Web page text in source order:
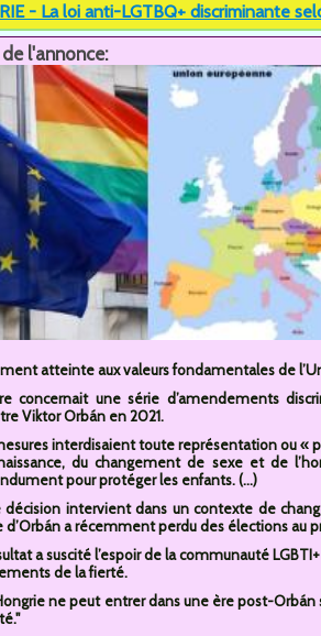
- La loi anti-LGTBQ+ discriminante
l'annonce:
atteinte aux valeurs fondamentales de
concernait une série d’amendements
Viktor Orbán en 2021.
interdisaient toute représentation ou «
du changement de sexe et de
pour protéger les enfants. (...)
décision intervient dans un contexte de
d’Orbán a récemment perdu des élections au
a suscité l’espoir de la communauté
de la fierté.
ne peut entrer dans une ère post-